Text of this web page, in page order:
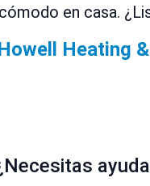
en casa.
Heating